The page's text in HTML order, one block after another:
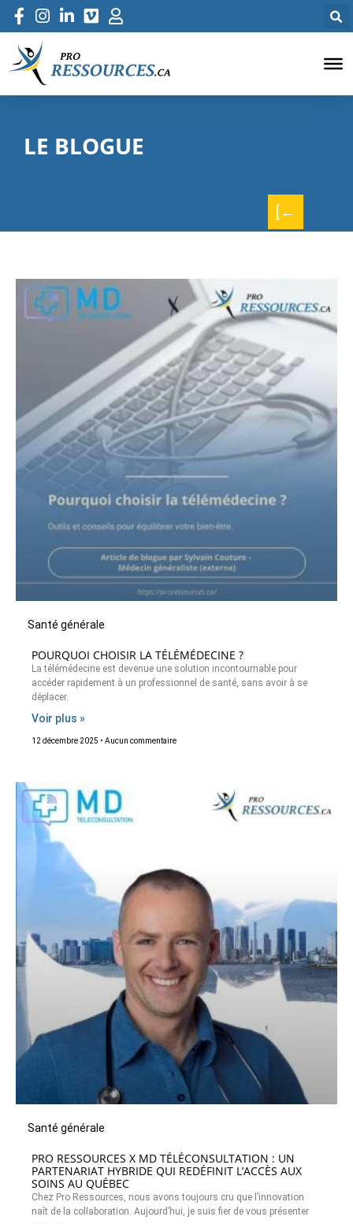
LE BLOGUE
[←
Santé générale
POURQUOI CHOISIR LA TÉLÉMÉDECINE ?
La télémédecine est devenue une solution incontournable pour
accéder rapidement à un professionnel de santé, sans avoir à se
déplacer.
Voir plus »
12 décembre 2025 Aucun commentaire
Santé générale
PRO RESSOURCES X MD TÉLÉCONSULTATION : UN
PARTENARIAT HYBRIDE QUI REDÉFINIT L’ACCÈS AUX
SOINS AU QUÉBEC
Chez Pro Ressources, nous avons toujours cru que l’innovation
naît de la collaboration. Aujourd’hui, je suis fier de vous présenter